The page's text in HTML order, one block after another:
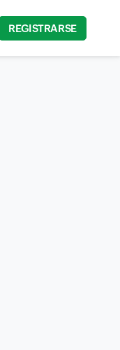
help articles, and
REGISTRARSE